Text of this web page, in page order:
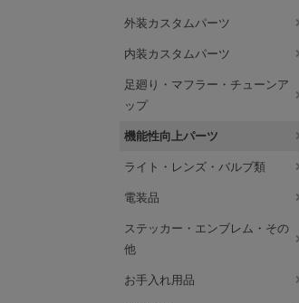
外装カスタムパーツ
内装カスタムパーツ
足廻り・マフラー・チューンア
ップ
機能性向上パーツ
ライト・レンズ・バルブ類
電装品
ステッカー・エンブレム・その
他
お手入れ用品